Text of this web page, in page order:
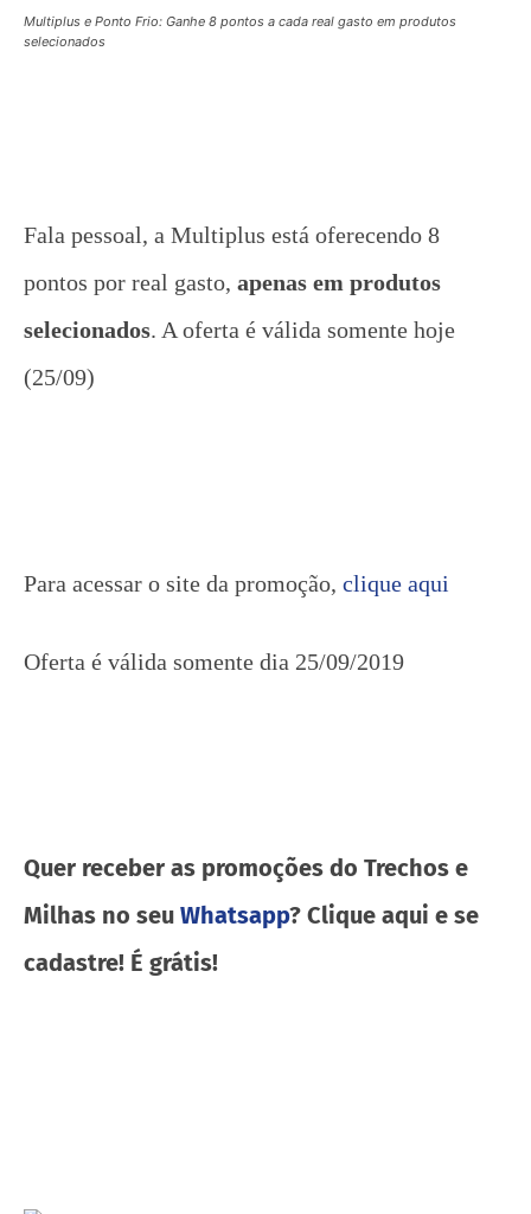
Multiplus e Ponto Frio: Ganhe 8 pontos a cada real gasto em produtos
selecionados
Fala pessoal, a Multiplus está oferecendo 8
pontos por real gasto, apenas em produtos
selecionados. A oferta é válida somente hoje
(25/09)
Para acessar o site da promoção, clique aqui
Oferta é válida somente dia 25/09/2019
Quer receber as promoções do Trechos e
Milhas no seu Whatsapp? Clique aqui e se
cadastre! É grátis!